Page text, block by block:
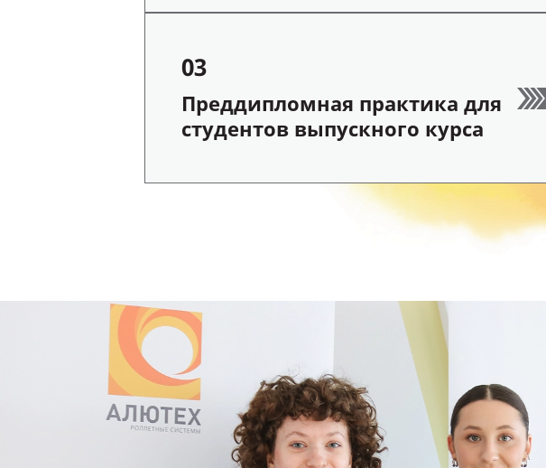
03
Преддипломная практика для
студентов выпускного курса